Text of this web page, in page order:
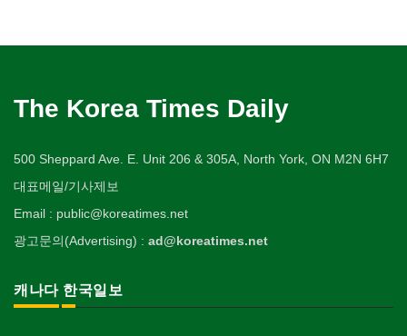
The Korea Times Daily
500 Sheppard Ave. E. Unit 206 & 305A, North York, ON M2N 6H7
대표메일/기사제보
Email : public@koreatimes.net
광고문의(Advertising) : ad@koreatimes.net
캐나다 한국일보